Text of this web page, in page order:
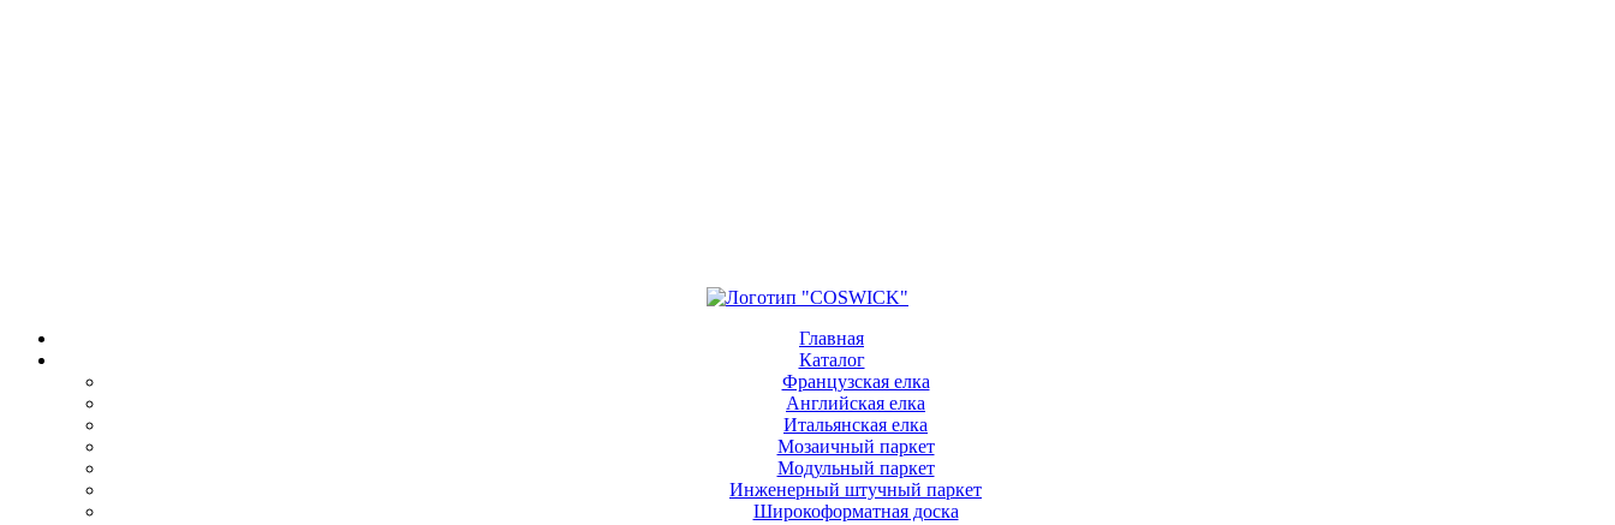
Главная
Каталог
Французская елка
Английская елка
Итальянская елка
Мозаичный паркет
Модульный паркет
Инженерный штучный паркет
Широкоформатная доска